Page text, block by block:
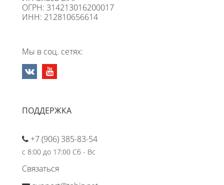
ОГРН: 314213016200017
ИНН: 212810656614
Мы в соц. сетях:
ПОДДЕРЖКА
+7 (906) 385-83-54
с 8:00 до 17:00 Сб - Вс
Связаться